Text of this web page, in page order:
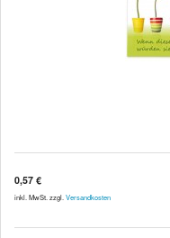
0,57 €
inkl. MwSt. zzgl. Versandkosten